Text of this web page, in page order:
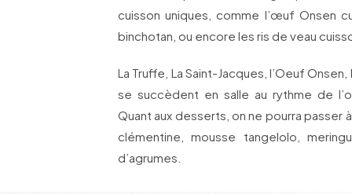
cuisson uniques, comme l’œuf Onsen
binchotan, ou encore les ris de veau
La Truffe, La Saint-Jacques, l’Oeuf
se succèdent en salle au rythme de
Quant aux desserts, on ne pourra passer
clémentine, mousse tangelolo,
d’agrumes.